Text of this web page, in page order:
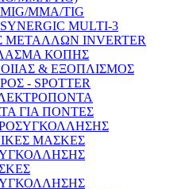
MMA/TIG
MULTI-3
INVERTER
ΚΟΠΗΣ
& ΕΞΟΠΛΙΣΜΟΣ
- SPOTTER
ΓΙΑ ΠΟΝΤΕΣ
ΜΑΣΚΕΣ